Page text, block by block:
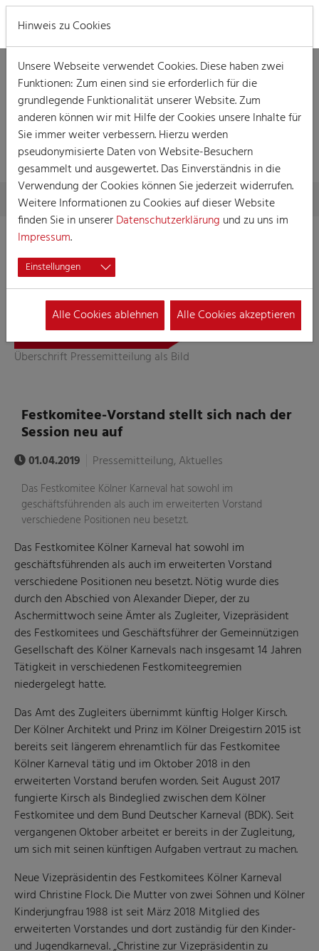
MELDUNG
Skip to main content
You are here:
Home Meldung
Überschrift Pressemitteilung als Bild
Festkomitee-Vorstand stellt sich nach der
Session neu auf
01.04.2019 Pressemitteilung, Aktuelles
Das Festkomitee Kölner Karneval hat sowohl im
geschäftsführenden als auch im erweiterten Vorstand
verschiedene Positionen neu besetzt.
Das Festkomitee Kölner Karneval hat sowohl im
geschäftsführenden als auch im erweiterten Vorstand
verschiedene Positionen neu besetzt. Nötig wurde dies
durch den Abschied von Alexander Dieper, der zu
Aschermittwoch seine Ämter als Zugleiter, Vizepräsident
des Festkomitees und Geschäftsführer der Gemeinnützigen
Gesellschaft des Kölner Karnevals nach insgesamt 14 Jahren
Tätigkeit in verschiedenen Festkomiteegremien
niedergelegt hatte.
Das Amt des Zugleiters übernimmt künftig Holger Kirsch.
Der Kölner Architekt und Prinz im Kölner Dreigestirn 2015 ist
bereits seit längerem ehrenamtlich für das Festkomitee
Kölner Karneval tätig und im Oktober 2018 in den
erweiterten Vorstand berufen worden. Seit August 2017
fungierte Kirsch als Bindeglied zwischen dem Kölner
Festkomitee und dem Bund Deutscher Karneval (BDK). Seit
vergangenen Oktober arbeitet er bereits in der Zugleitung,
um sich mit seinen künftigen Aufgaben vertraut zu machen.
Neue Vizepräsidentin des Festkomitees Kölner Karneval
wird Christine Flock. Die Mutter von zwei Söhnen und Kölner
Kinderjungfrau 1988 ist seit März 2018 Mitglied des
erweiterten Vorstandes und dort zuständig für den Kinder-
und Jugendkarneval. „Christine zur Vizepräsidentin zu
Hinweis zu Cookies
Unsere Webseite verwendet Cookies. Diese haben zwei
Funktionen: Zum einen sind sie erforderlich für die
grundlegende Funktionalität unserer Website. Zum
anderen können wir mit Hilfe der Cookies unsere Inhalte für
Sie immer weiter verbessern. Hierzu werden
pseudonymisierte Daten von Website-Besuchern
gesammelt und ausgewertet. Das Einverständnis in die
Verwendung der Cookies können Sie jederzeit widerrufen.
Weitere Informationen zu Cookies auf dieser Website
finden Sie in unsererDatenschutzerklärung und zu uns im
Impressum.
Einstellungen
Alle Cookies ablehnen Alle Cookies akzeptieren